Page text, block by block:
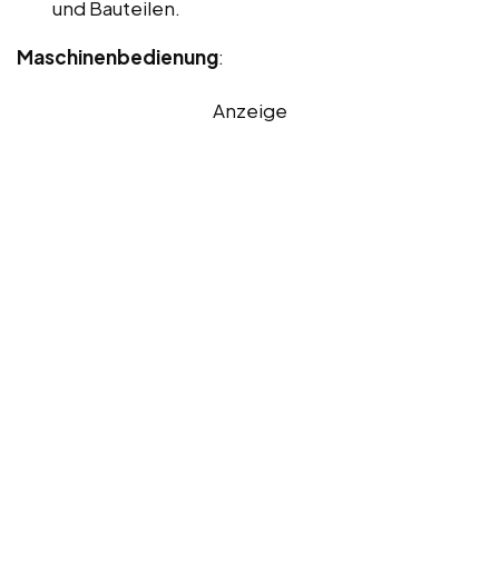
und Bauteilen.
Maschinenbedienung:
Anzeige